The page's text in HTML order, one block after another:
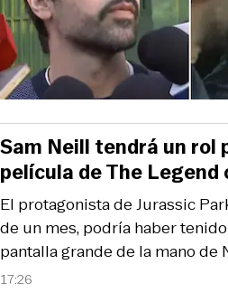
17:26
El protagonista de Jurassic
de un mes, podría haber
pantalla grande de la mano de
Sam Neill tendrá un rol
película de The Legend